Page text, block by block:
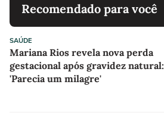
Recomendado para você
SAÚDE
Mariana Rios revela nova perda
gestacional após gravidez natural:
'Parecia um milagre'